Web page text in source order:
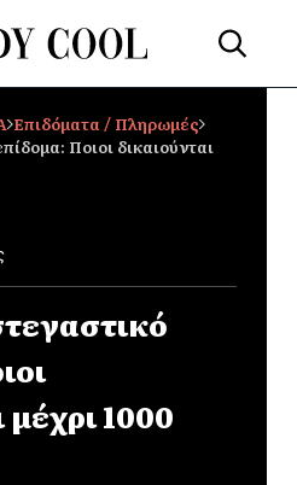
Επιδόματα / Πληρωμές
Ποιοι δικαιούνται
μέχρι 1000